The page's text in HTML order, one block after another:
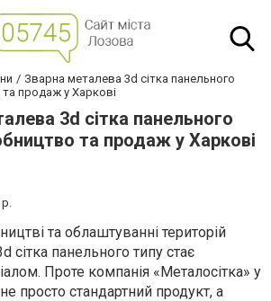
Зварна металева 3d сітка панельного
продаж у Харкові
3d сітка панельного
та продаж у Харкові
р.
та облаштуванні територій
сітка панельного типу стає
Проте компанія «Металосітка» у
просто стандартний продукт, а